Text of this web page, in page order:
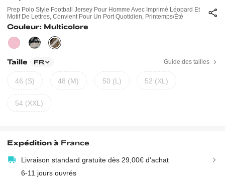
Prep Polo Style Football Jersey Pour Homme Avec Imprimé Léopard Et
Motif De Lettres, Convient Pour Un Port Quotidien, Printemps/été
Couleur: Multicolore
Taille FR Guide des tailles
46 (S) 48 (M) 50 (L) 52 (XL)
54 (XXL)
Expédition à France
Livraison standard gratuite dès 29,00€ d'achat
6-11 jours ouvrés